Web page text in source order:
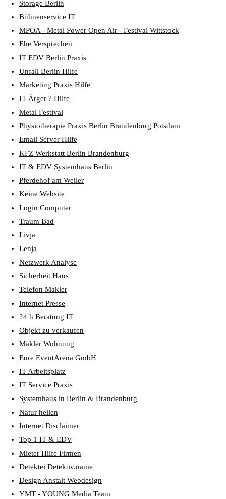
Storage Berlin
Bühnenservice IT
MPOA - Metal Power Open Air - Festival Wittstock
Ehe Versprechen
IT EDV Berlin Praxis
Unfall Berlin Hilfe
Marketing Praxis Hilfe
IT Ärger ? Hilfe
Metal Festival
Physiotherapie Praxis Berlin Brandenburg Potsdam
Email Server Hilfe
KFZ Werkstatt Berlin Brandenburg
IT & EDV Systemhaus Berlin
Pferdehof am Weiler
Keine Website
Login Computer
Traum Bad
Livja
Lenja
Netzwerk Analyse
Sicherheit Haus
Telefon Makler
Internet Presse
24 h Beratung IT
Objekt zu verkaufen
Makler Wohnung
Eure EventArena GmbH
IT Arbeitsplatz
IT Service Praxis
Systemhaus in Berlin & Brandenburg
Natur heilen
Internet Disclaimer
Top 1 IT & EDV
Mieter Hilfe Firmen
Detektei Detektiv.name
Design Anstalt Webdesign
YMT - YOUNG Media Team